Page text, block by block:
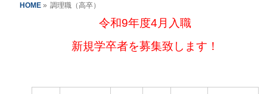
HOME » 調理職（高卒）
令和9年度4月入職
新規学卒者を募集致します！